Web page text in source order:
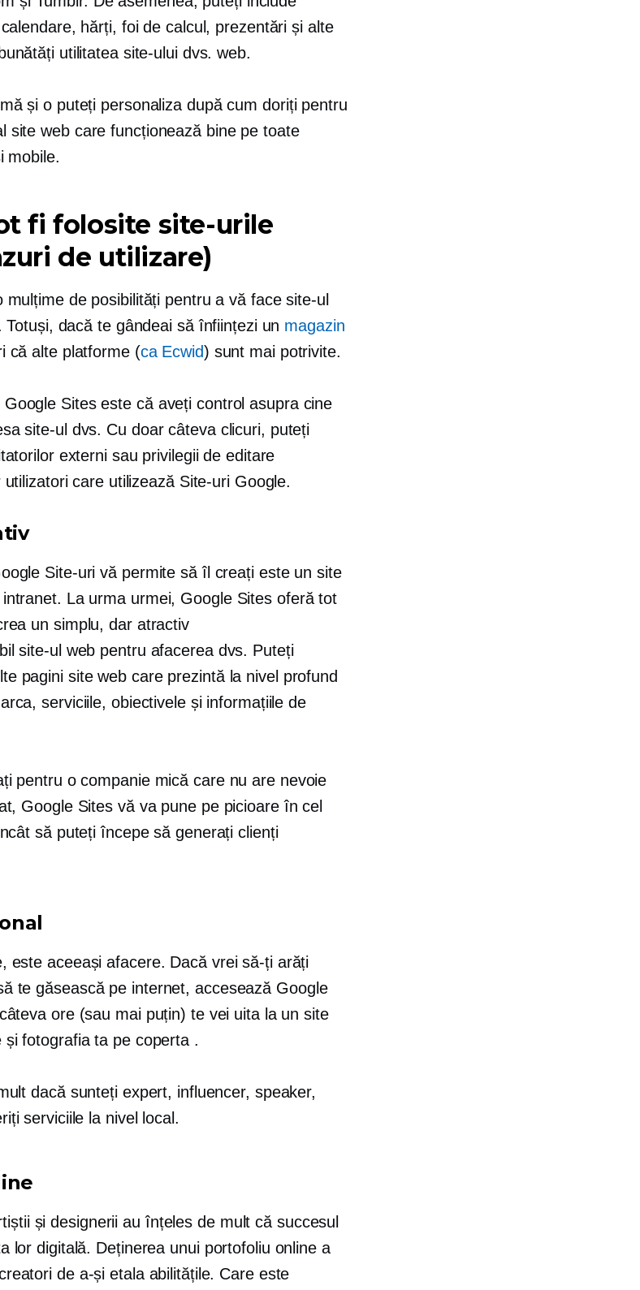
hărți, foi de calcul, prezentări și alte
utilitatea site-ului dvs. web.
și o puteți personaliza după cum doriți pentru
site web care funcționează bine pe toate
mobile.
fi folosite site-urile
de utilizare)
de posibilități pentru a vă face site-ul
dacă te gândeai să înființezi un magazin
că alte platforme (ca Ecwid) sunt mai potrivite.
Sites este că aveți control asupra cine
site-ul dvs. Cu doar câteva clicuri, puteți
externi sau privilegii de editare
care utilizează Site-uri Google.
Site-uri vă permite să îl creați este un site
La urma urmei, Google Sites oferă tot
un simplu, dar atractiv
site-ul web pentru afacerea dvs. Puteți
paginisite web care prezintă la nivel profund
serviciile, obiectivele și informațiile de
pentru o companie mică care nu are nevoie
Google Sites vă va pune pe picioare în cel
să puteți începe să generați clienți
este aceeași afacere. Dacă vrei să-ți arăți
te găsească pe internet, accesează Google
ore (sau mai puțin) te vei uita la un site
fotografia ta pe coperta .
dacă sunteți expert, influencer, speaker,
serviciile la nivel local.
și designerii au înțeles de mult că succesul
lor digitală. Deținerea unui portofoliu online a
de a-și etala abilitățile. Care este